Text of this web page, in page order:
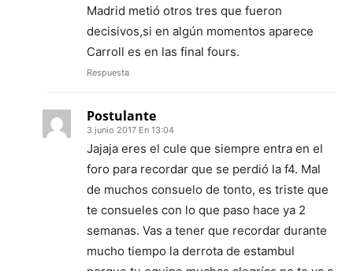
Madrid metió otros tres que fueron
decisivos,si en algún momentos aparece
Carroll es en las final fours.
Respuesta
Postulante
3 junio 2017 En 13:04
Jajaja eres el cule que siempre entra en el
foro para recordar que se perdió la f4. Mal
de muchos consuelo de tonto, es triste que
te consueles con lo que paso hace ya 2
semanas. Vas a tener que recordar durante
mucho tiempo la derrota de estambul